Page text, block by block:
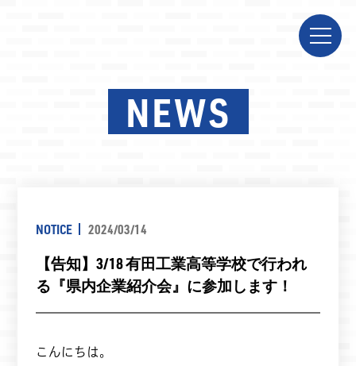
NEWS
NOTICE 2024/03/14
【告知】3/18 有田工業高等学校で行われ
る『県内企業紹介会』に参加します！
こんにちは。